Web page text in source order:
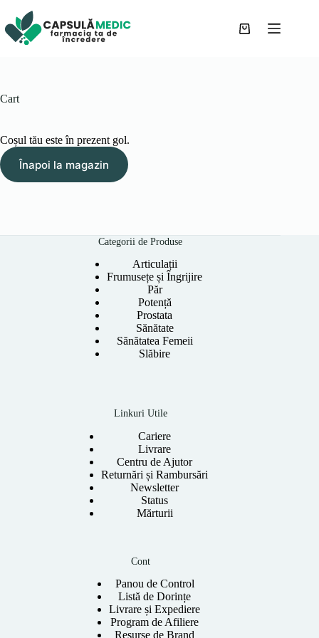
conținut
Coș
Cart
Coșul tău este în prezent gol.
Înapoi la magazin
Categorii de Produse
Articulații
Frumusețe și Îngrijire
Păr
Potență
Prostata
Sănătate
Sănătatea Femeii
Slăbire
Linkuri Utile
Cariere
Livrare
Centru de Ajutor
Returnări și Rambursări
Newsletter
Status
Mărturii
Cont
Panou de Control
Listă de Dorințe
Livrare și Expediere
Program de Afiliere
Resurse de Brand